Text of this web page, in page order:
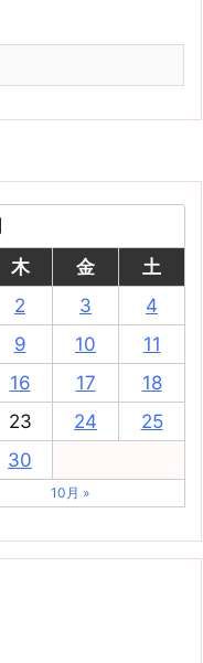
木 金
土
2 3
4
9 10
11
16 17
18
23 24
25
30
10月 »